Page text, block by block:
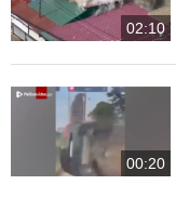
02:10
00:20